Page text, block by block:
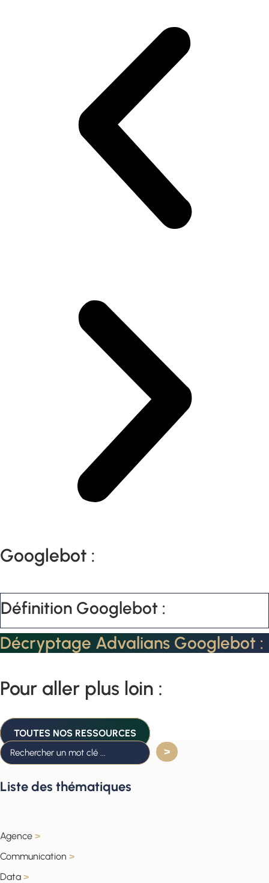
Googlebot :
Définition Googlebot :
Décryptage Advalians Googlebot :
Pour aller plus loin :
TOUTES NOS RESSOURCES
Liste des thématiques
Agence >
Communication >
Data >